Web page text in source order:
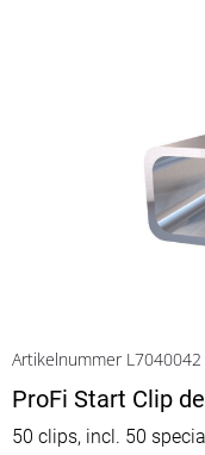
Artikelnummer L7040042
ProFi Start Clip
50 clips, incl. 50